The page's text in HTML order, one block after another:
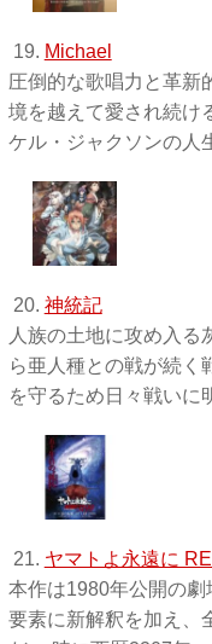
19. Michael
圧倒的な歌唱力と革新
境を越えて愛され続け
ケル・ジャクソンの人
20. 神統記
人族の土地に攻め入る
ら亜人種との戦が続く
を守るため日々戦いに
21. ヤマトよ永遠に
本作は1980年公開の
要素に新解釈を加え、